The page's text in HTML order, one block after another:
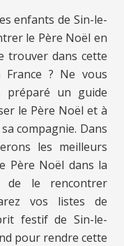
enfants de Sin-le-
le Père Noël en
trouver dans cette
? Ne vous
préparé un guide
le Père Noël et à
compagnie. Dans
les meilleurs
Père Noël dans la
de le rencontrer
vos listes de
festif de Sin-le-
pour rendre cette